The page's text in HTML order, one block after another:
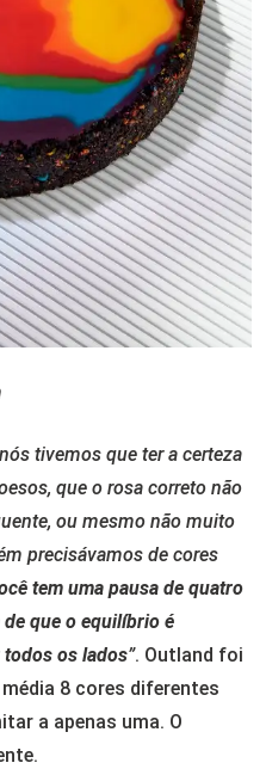
tivemos que ter a certeza
que o rosa correto não
ou mesmo não muito
precisávamos de cores
tem uma pausa de quatro
que o equilíbrio é
todos os lados”. Outland foi
8 cores diferentes
a apenas uma. O